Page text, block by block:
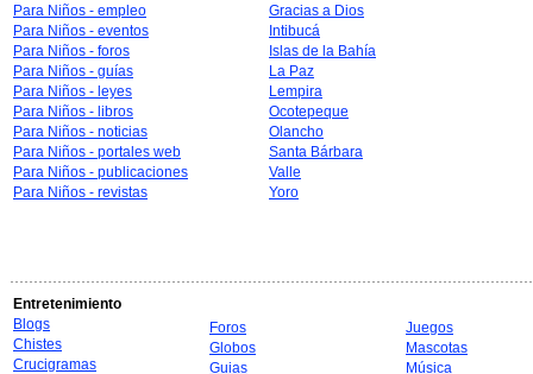
Para Niños - empleo
Para Niños - eventos
Para Niños - foros
Para Niños - guías
Para Niños - leyes
Para Niños - libros
Para Niños - noticias
Para Niños - portales web
Para Niños - publicaciones
Para Niños - revistas
Gracias a Dios
Intibucá
Islas de la Bahía
La Paz
Lempira
Ocotepeque
Olancho
Santa Bárbara
Valle
Yoro
Entretenimiento
Blogs
Chistes
Crucigramas
Foros
Globos
Guias
Juegos
Mascotas
Música